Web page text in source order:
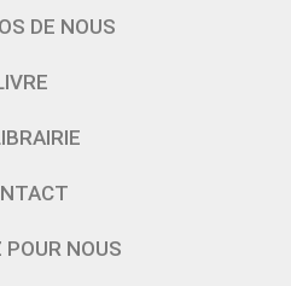
DE NOUS
POUR NOUS